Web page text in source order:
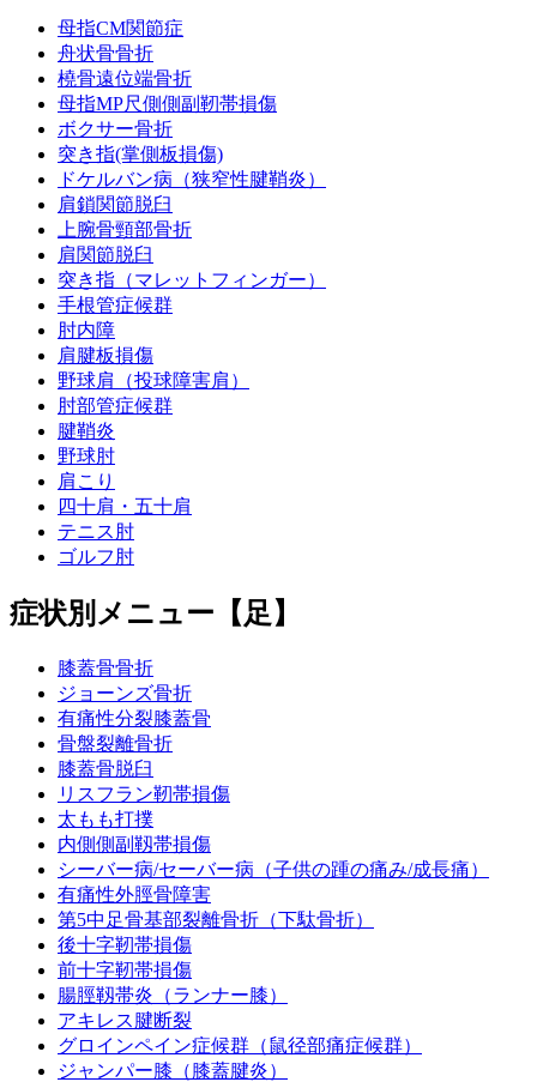
母指CM関節症
舟状骨骨折
橈骨遠位端骨折
母指MP尺側側副靭帯損傷
ボクサー骨折
突き指(掌側板損傷)
ドケルバン病（狭窄性腱鞘炎）
肩鎖関節脱臼
上腕骨頸部骨折
肩関節脱臼
突き指（マレットフィンガー）
手根管症候群
肘内障
肩腱板損傷
野球肩（投球障害肩）
肘部管症候群
腱鞘炎
野球肘
肩こり
四十肩・五十肩
テニス肘
ゴルフ肘
症状別メニュー【足】
膝蓋骨骨折
ジョーンズ骨折
有痛性分裂膝蓋骨
骨盤裂離骨折
膝蓋骨脱臼
リスフラン靭帯損傷
太もも打撲
内側側副靱帯損傷
シーバー病/セーバー病（子供の踵の痛み/成長痛）
有痛性外脛骨障害
第5中足骨基部裂離骨折（下駄骨折）
後十字靭帯損傷
前十字靭帯損傷
腸脛靱帯炎（ランナー膝）
アキレス腱断裂
グロインペイン症候群（鼠径部痛症候群）
ジャンパー膝（膝蓋腱炎）